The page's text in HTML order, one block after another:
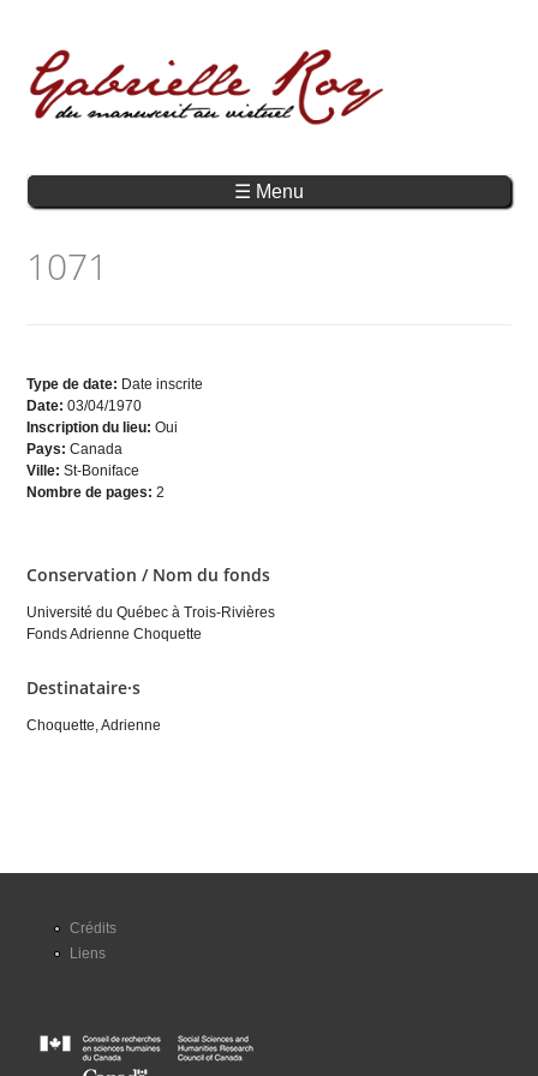
☰ Menu
1071
Type de date: Date inscrite
Date:03/04/1970
Inscription du lieu:Oui
Pays:Canada
Ville:St-Boniface
Nombre de pages:2
Conservation / Nom du fonds
Université du Québec à Trois-Rivières
Fonds Adrienne Choquette
Destinataire·s
Choquette, Adrienne
Crédits
Liens